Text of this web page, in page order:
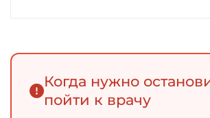
Когда нужно
пойти к врачу